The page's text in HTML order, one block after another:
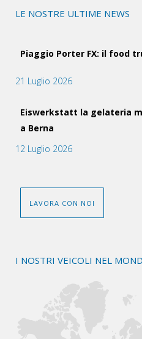
LE NOSTRE ULTIME NEWS
Piaggio Porter FX: il food
21 Luglio 2026
Eiswerkstatt la gelateria
a Berna
12 Luglio 2026
LAVORA CON NOI
I NOSTRI VEICOLI NEL